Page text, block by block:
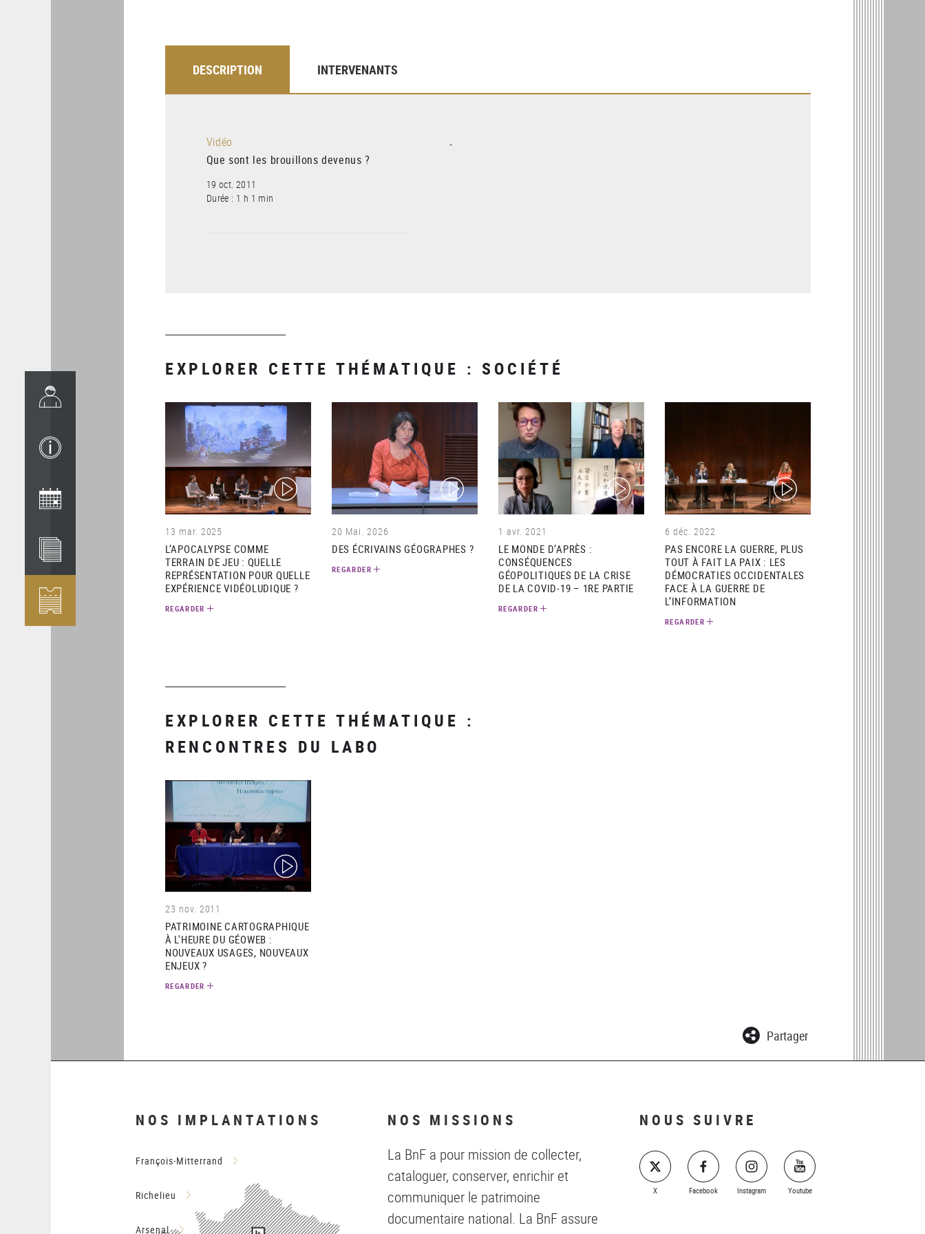
DESCRIPTION INTERVENANTS
Vidéo
Que sont les brouillons devenus ?
19 oct. 2011
Durée : 1 h 1 min
-
EXPLORER CETTE THÉMATIQUE : SOCIÉTÉ
(video)
13 mar. 2025
L’APOCALYPSE COMME
TERRAIN DE JEU : QUELLE
REPRÉSENTATION POUR QUELLE
EXPÉRIENCE VIDÉOLUDIQUE ?
REGARDER
(video)
20 Mai. 2026
DES ÉCRIVAINS GÉOGRAPHES ?
REGARDER
(video)
1 avr. 2021
LE MONDE D’APRÈS :
CONSÉQUENCES
GÉOPOLITIQUES DE LA CRISE
DE LA COVID-19 – 1RE PARTIE
REGARDER
(video)
6 déc. 2022
PAS ENCORE LA GUERRE, PLUS
TOUT À FAIT LA PAIX : LES
DÉMOCRATIES OCCIDENTALES
FACE À LA GUERRE DE
L’INFORMATION
REGARDER
EXPLORER CETTE THÉMATIQUE :
RENCONTRES DU LABO
(video)
23 nov. 2011
PATRIMOINE CARTOGRAPHIQUE
À L'HEURE DU GÉOWEB :
NOUVEAUX USAGES, NOUVEAUX
ENJEUX ?
REGARDER
Partager
NOS IMPLANTATIONS
François-Mitterrand
Richelieu
Arsenal
NOS MISSIONS
La BnF a pour mission de collecter,
cataloguer, conserver, enrichir et
communiquer le patrimoine
documentaire national. La BnF assure
NOUS SUIVRE
X Facebook Instagram Youtube